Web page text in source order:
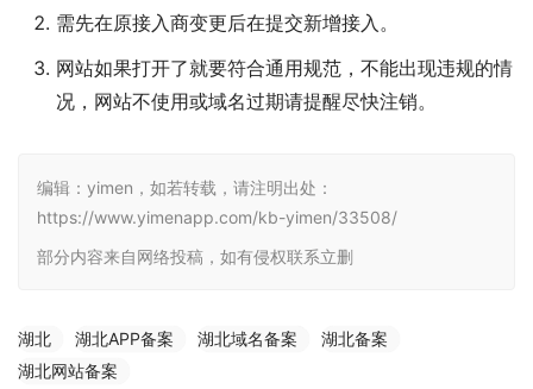
需先在原接入商变更后在提交新增接入。
网站如果打开了就要符合通用规范，不能出现违规的情
况，网站不使用或域名过期请提醒尽快注销。
编辑：yimen，如若转载，请注明出处：
https://www.yimenapp.com/kb-yimen/33508/
部分内容来自网络投稿，如有侵权联系立删
湖北 湖北APP备案 湖北域名备案
湖北备案
湖北网站备案